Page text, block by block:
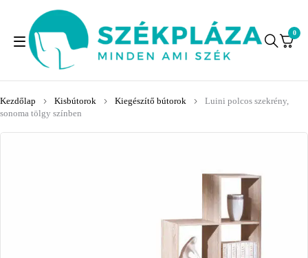
0
Kezdőlap Kisbútorok Kiegészítő bútorok
Luini polcos szekrény,
sonoma tölgy színben